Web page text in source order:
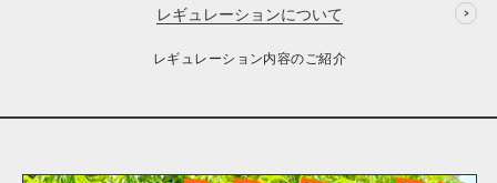
レギュレーションについて
レギュレーション内容のご紹介